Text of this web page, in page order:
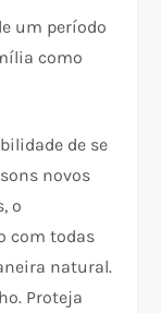
um período
como
de se
novos
o
com todas
natural.
Proteja